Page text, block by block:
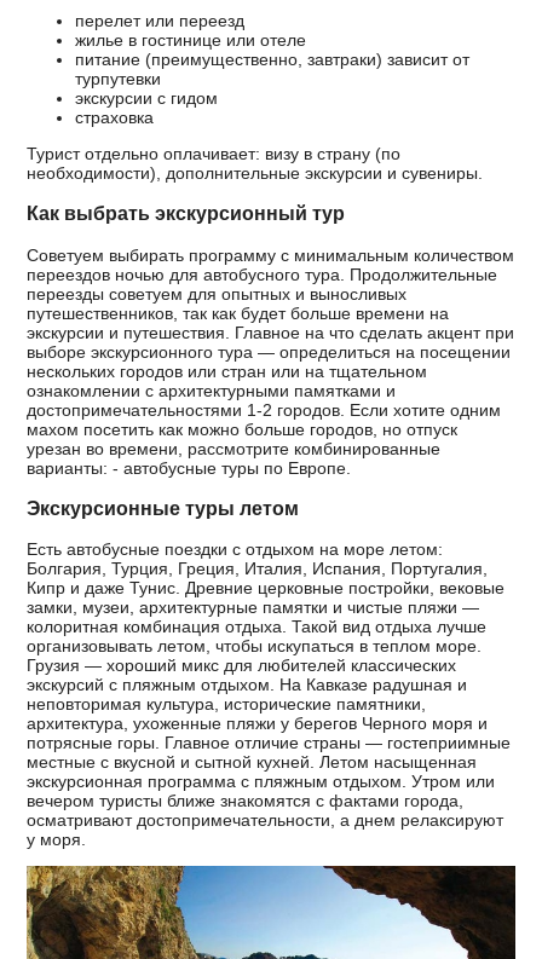
перелет или переезд
жилье в гостинице или отеле
питание (преимущественно, завтраки) зависит от
турпутевки
экскурсии с гидом
страховка
Турист отдельно оплачивает: визу в страну (по
необходимости), дополнительные экскурсии и сувениры.
Как выбрать экскурсионный тур
Советуем выбирать программу с минимальным количеством
переездов ночью для автобусного тура. Продолжительные
переезды советуем для опытных и выносливых
путешественников, так как будет больше времени на
экскурсии и путешествия. Главное на что сделать акцент при
выборе экскурсионного тура — определиться на посещении
нескольких городов или стран или на тщательном
ознакомлении с архитектурными памятками и
достопримечательностями 1-2 городов. Если хотите одним
махом посетить как можно больше городов, но отпуск
урезан во времени, рассмотрите комбинированные
варианты: - автобусные туры по Европе.
Экскурсионные туры летом
Есть автобусные поездки с отдыхом на море летом:
Болгария, Турция, Греция, Италия, Испания, Португалия,
Кипр и даже Тунис. Древние церковные постройки, вековые
замки, музеи, архитектурные памятки и чистые пляжи —
колоритная комбинация отдыха. Такой вид отдыха лучше
организовывать летом, чтобы искупаться в теплом море.
Грузия — хороший микс для любителей классических
экскурсий с пляжным отдыхом. На Кавказе радушная и
неповторимая культура, исторические памятники,
архитектура, ухоженные пляжи у берегов Черного моря и
потрясные горы. Главное отличие страны — гостеприимные
местные с вкусной и сытной кухней. Летом насыщенная
экскурсионная программа с пляжным отдыхом. Утром или
вечером туристы ближе знакомятся с фактами города,
осматривают достопримечательности, а днем релаксируют
у моря.